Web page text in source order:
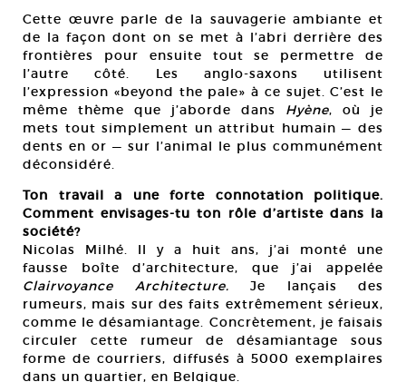
Cette œuvre parle de la sauvagerie ambiante et
de la façon dont on se met à l’abri derrière des
frontières pour ensuite tout se permettre de
l’autre côté. Les anglo-saxons utilisent
l’expression «beyond the pale» à ce sujet. C’est le
même thème que j’aborde dans Hyène, où je
mets tout simplement un attribut humain — des
dents en or — sur l’animal le plus communément
déconsidéré.
Ton travail a une forte connotation politique.
Comment envisages-tu ton rôle d’artiste dans la
société?
Nicolas Milhé. Il y a huit ans, j’ai monté une
fausse boîte d’architecture, que j’ai appelée
Clairvoyance Architecture. Je lançais des
rumeurs, mais sur des faits extrêmement sérieux,
comme le désamiantage. Concrètement, je faisais
circuler cette rumeur de désamiantage sous
forme de courriers, diffusés à 5000 exemplaires
dans un quartier, en Belgique.